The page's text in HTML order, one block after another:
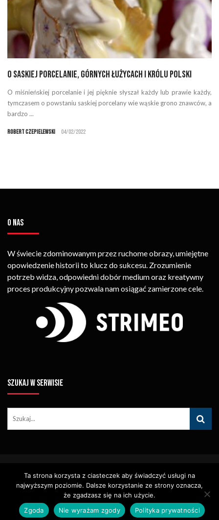
O saskiej porcelanie, Górnych Łużycach i królu Polski
O miśnieńskiej porcelanie i jej pięknie słyszał każdy lub prawie każdy,
tymczasem o powstaniu saskiej porcelany wie wąskie grono znawców, a
bardzo ...
Robert Czepielewski 04/02/2022
O NAS
W świecie zdominowanym przez ruchome obrazy, umiejętne
opowiedzenie historii to klucz do sukcesu. Zrozumienie
potrzeb widza, odpowiedni dobór medium oraz kreatywny
proces produkcyjny pozwala nam osiągać zamierzone cele.
SZUKAJ W SERWISIE
Tym Zdjęć, Materiałów Wideo) Bez Pisemnego Zezwolenia
Zabronione.
Identyfikacja Wizualna – Logotypy
Polityka Cookies
Polityka Prywatności
Polityka Wydawnicza
Kontakt
Ta strona korzysta z ciasteczek aby świadczyć usługi na
najwyższym poziomie. Dalsze korzystanie ze strony oznacza,
że zgadzasz się na ich użycie.
Zgoda
Nie wyrażam zgody Polityka prywatności